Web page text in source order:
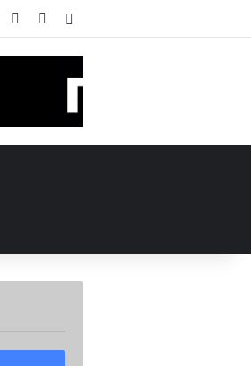
You TubeInstagramWhatsApp